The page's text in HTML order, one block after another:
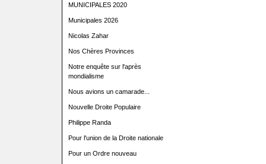
MUNICIPALES 2020
Municipales 2026
Nicolas Zahar
Nos Chères Provinces
Notre enquête sur l'après
mondialisme
Nous avions un camarade...
Nouvelle Droite Populaire
Philippe Randa
Pour l'union de la Droite nationale
Pour un Ordre nouveau